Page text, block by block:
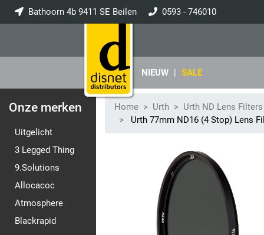
Bathoorn 4b 9411 SE Beilen 0593 - 746010
NIEUW | SALE
Onze merken
Uitgelicht
3 Legged Thing
9.Solutions
Allocacoc
Atmosphere
Blackrapid
Home Urth
Urth ND Lens Filters
Urth 77mm ND16 (4 Stop) Lens